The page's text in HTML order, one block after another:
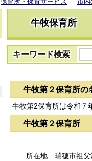
牛牧保育所
キーワード検索
牛牧第２保育所の
牛牧第2保育所は令和７
牛牧第２保育所
所在地 瑞穂市祖父